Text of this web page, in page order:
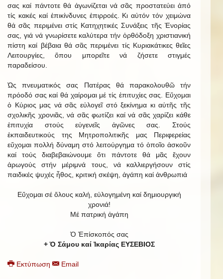
σας καί πάντοτε θά ἀγωνίζεται νά σᾶς προστατεύει ἀπό
τίς κακές καί ἐπικίνδυνες ἐπιρροές. Κι αὐτόν τόν χειμώνα
θά σᾶς περιμένει στίς Κατηχητικές Συνάξεις τῆς Ἐνορίας
σας, γιά νά γνωρίσετε καλύτερα τήν ὀρθόδοξη χριστιανική
πίστη καί βέβαια θά σᾶς περιμένει τίς Κυριακάτικες θεῖες
Λειτουργίες, ὅπου μπορεῖτε νά ζήσετε στιγμές
παραδείσου.
Ὡς πνευματικός σας Πατέρας θά παρακολουθῶ τήν
πρόοδό σας καί θά χαίρομαι μέ τίς ἐπιτυχίες σας. Εὔχομαι
ὁ Κύριος μας νά σᾶς εὐλογεῖ στό ξεκίνημα κι αὐτῆς τῆς
σχολικῆς χρονιᾶς, νά σᾶς φωτίζει καί νά σᾶς χαρίζει κάθε
ἐπιτυχία στούς εὐγενεῖς ἀγῶνες σας. Στούς
ἐκπαιδευτικούς της Μητροπολιτικῆς μας Περιφερείας
εὔχομαι πολλή δύναμη στό λειτούργημα τό ὁποῖο ἀσκοῦν
καί τούς διαβεβαιώνουμε ὅτι πάντοτε θά μᾶς ἔχουν
ἀρωγούς στήν μέριμνά τους, νά καλλιεργήσουν στίς
παιδικές ψυχές ἦθος, κριτική σκέψη, ἀγάπη καί ἀνθρωπιά
Εὔχομαι σέ ὅλους καλή, εὐλογημένη καί δημιουργική
χρονιά!
Μέ πατρική ἀγάπη
Ὁ Ἐπίσκοπός σας
+ Ὁ Σάμου καί Ἰκαρίας ΕΥΣΕΒΙΟΣ
Εκτύπωση Email